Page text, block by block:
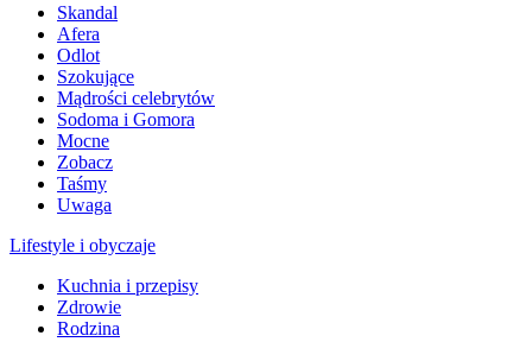
Skandal
Afera
Odlot
Szokujące
Mądrości celebrytów
Sodoma i Gomora
Mocne
Zobacz
Taśmy
Uwaga
Lifestyle i obyczaje
Kuchnia i przepisy
Zdrowie
Rodzina